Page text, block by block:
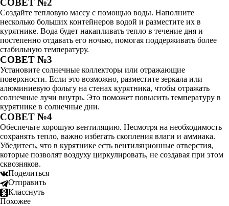
СОВЕТ №2
Создайте тепловую массу с помощью воды. Наполните
несколько больших контейнеров водой и разместите их в
курятнике. Вода будет накапливать тепло в течение дня и
постепенно отдавать его ночью, помогая поддерживать более
стабильную температуру.
СОВЕТ №3
Установите солнечные коллекторы или отражающие
поверхности. Если это возможно, разместите зеркала или
алюминиевую фольгу на стенах курятника, чтобы отражать
солнечные лучи внутрь. Это поможет повысить температуру в
курятнике в солнечные дни.
СОВЕТ №4
Обеспечьте хорошую вентиляцию. Несмотря на необходимость
сохранять тепло, важно избегать скопления влаги и аммиака.
Убедитесь, что в курятнике есть вентиляционные отверстия,
которые позволят воздуху циркулировать, не создавая при этом
сквозняков.
Поделиться
Отправить
Класснуть
Похожее